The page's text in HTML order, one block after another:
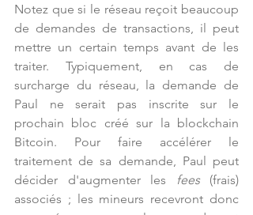
Notez que si le réseau reçoit beaucoup
de demandes de transactions, il peut
mettre un certain temps avant de les
traiter. Typiquement, en cas de
surcharge du réseau, la demande de
Paul ne serait pas inscrite sur le
prochain bloc créé sur la blockchain
Bitcoin. Pour faire accélérer le
traitement de sa demande, Paul peut
décider d'augmenter les
fees (frais)
associés ; les mineurs recevront donc